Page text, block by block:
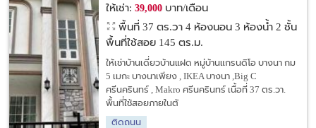
ให้เช่า: 39,000บาท/เดือน
พื้นที่ 37 ตร.วา 4 ห้องนอน 3 ห้องน้ำ 2 ชั้น
พื้นที่ใช้สอย 145 ตร.ม.
ให้เช่าบ้านเดี่ยวบ้านแฝด หมู่บ้านแกรนดิโอ บางนา กม
5 เมกะ บางนาเพียง , IKEA บางนา ,Big C
ศรีนครินทร์ , Makro ศรีนครินทร์ เนื้อที่ 37 ตร.วา.
พื้นที่ใช้สอยภายในตั
ติดถนน